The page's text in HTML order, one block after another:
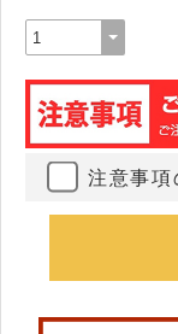
注意事項